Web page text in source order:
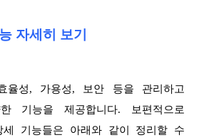
자세히 보기
율성, 가용성, 보안 등을 관리하고
기능을 제공합니다. 보편적으로
세 기능들은 아래와 같이 정리할 수